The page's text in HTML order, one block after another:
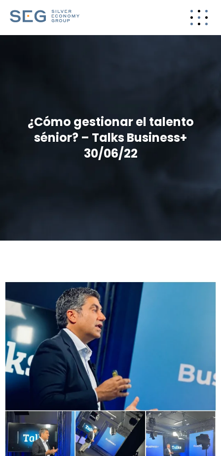
¿Cómo gestionar el talento
sénior? – Talks Business+
30/06/22